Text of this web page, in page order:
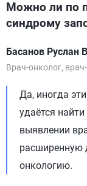
Можно ли по
синдрому
Басанов Руслан
Врач-онколог,
Да, иногда
удаётся
выявлении
расширенную
онкологию.